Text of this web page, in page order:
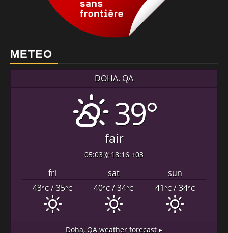
METEO
DOHA, QA
39°
fair
05:03 18:16 +03
fri sat
sun
43°C/ 35°C 40°C/ 34°C 41°C/ 34°C
Doha, QA weather forecast ▸